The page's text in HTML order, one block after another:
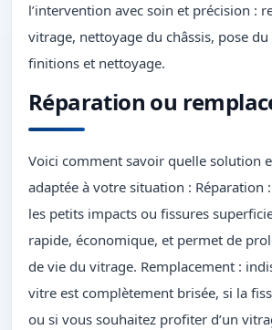
l’intervention avec soin et précision :
vitrage, nettoyage du châssis, pose
finitions et nettoyage.
Réparation ou
Voici comment savoir quelle solution
adaptée à votre situation : Réparation
les petits impacts ou fissures
rapide, économique, et permet de
de vie du vitrage. Remplacement :
vitre est complètement brisée, si la
ou si vous souhaitez profiter d’un